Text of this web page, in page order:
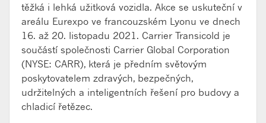
těžká i lehká užitková vozidla. Akce se uskuteční v
areálu Eurexpo ve francouzském Lyonu ve dnech
16. až 20. listopadu 2021. Carrier Transicold je
součástí společnosti Carrier Global Corporation
(NYSE: CARR), která je předním světovým
poskytovatelem zdravých, bezpečných,
udržitelných a inteligentních řešení pro budovy a
chladicí řetězec.